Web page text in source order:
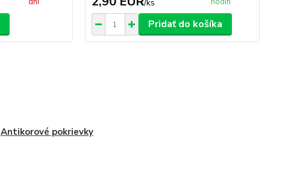
/ks
Pridať do košíka
Antikorové pokrievky